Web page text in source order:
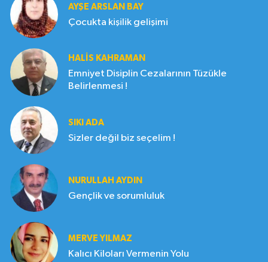
AYŞE ARSLAN BAY
Çocukta kişilik gelişimi
HALIS KAHRAMAN
Emniyet Disiplin Cezalarının Tüzükle
Belirlenmesi !
SIKI ADA
Sizler değil biz seçelim !
NURULLAH AYDIN
Gençlik ve sorumluluk
MERVE YILMAZ
Kalıcı Kiloları Vermenin Yolu